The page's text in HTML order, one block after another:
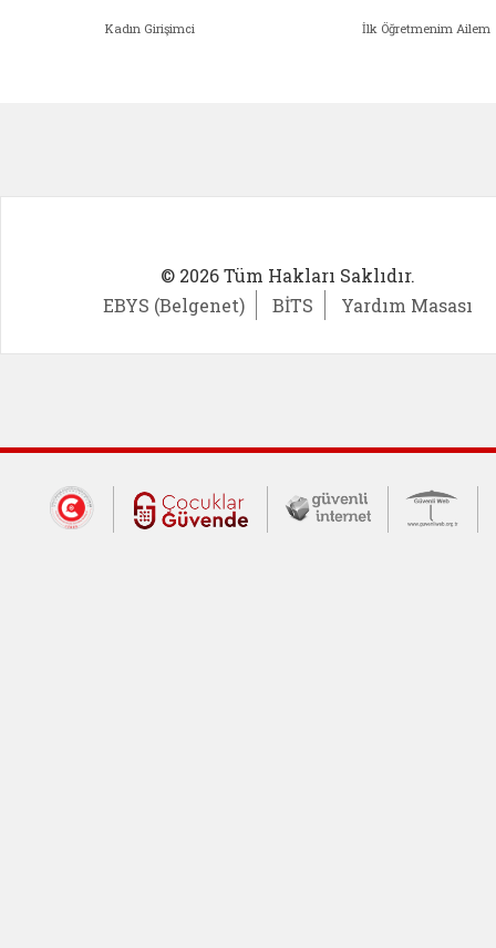
Kadın Girişimci İlk Öğretmenim Ailem
© 2026 Tüm Hakları Saklıdır.
EBYS (Belgenet)
BİTS Yardım Masası
Dış Bağlantılar
Cumhurbaşkanlığı İletişim Merkezi
Çocuklar Güvende (yeni
Güvenli